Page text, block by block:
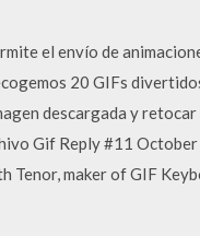
el enví­o de
20 GIFs
descargada y
Gif Reply #11
Tenor, maker of GIF